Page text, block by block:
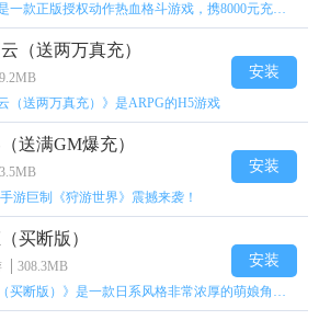
（送两万真充）
9.2MB
（送两万真充）》是ARPG的H5游戏
安装
送满GM爆充）
3.5MB
游巨制《狩游世界》震撼来袭！
安装
买断版）
308.3MB
安装